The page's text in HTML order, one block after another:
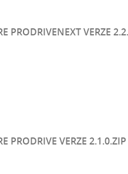
PRODRIVENEXT VERZE
PRODRIVE VERZE 2.1.0.ZIP